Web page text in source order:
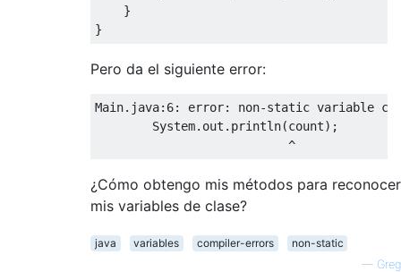
}
}
Pero da el siguiente error:
Main. java: 6: error: non-static variable
System. out . println(count);
^
¿Cómo obtengo mis métodos para reconocer
mis variables de clase?
java variables compiler-errors
non-static
— Greg